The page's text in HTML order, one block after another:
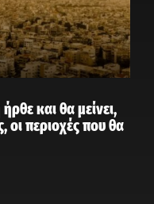
και θα μείνει,
οι περιοχές που θα